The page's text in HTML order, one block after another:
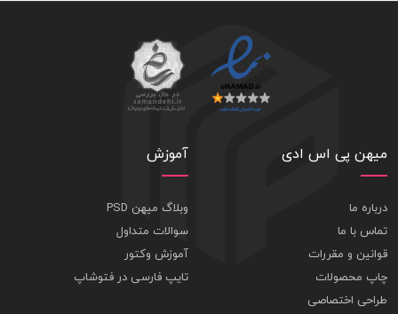
میهن پی اس ادی
درباره ما
تماس با ما
قوانین و مقررات
چاپ محصولات
طراحی اختصاصی
آموزش
وبلاگ میهن PSD
سوالات متداول
آموزش وکتور
تایپ فارسی در فتوشاپ